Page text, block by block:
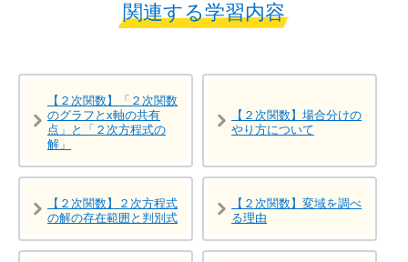
関連する学習内容
【２次関数】「２次関数
のグラフとx軸の共有
点」と「２次方程式の
解」
【２次関数】場合分けの
やり方について
【２次関数】２次方程式
の解の存在範囲と判別式
【２次関数】変域を調べ
る理由